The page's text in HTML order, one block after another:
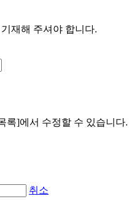
재해 주셔야 합니다.
록]에서 수정할 수 있습니다.
취소